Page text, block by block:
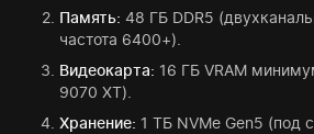
Память: 48 ГБ DDR5
частота 6400+).
Видеокарта: 16 ГБ VRAM
9070 XT).
Хранение: 1 ТБ NVMe Gen5 (под